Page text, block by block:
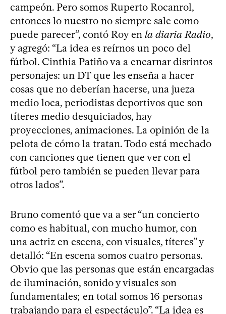
campeón. Pero somos Ruperto Rocanrol,
entonces lo nuestro no siempre sale como
puede parecer”, contó Roy en la diaria Radio,
y agregó: “La idea es reírnos un poco del
fútbol. Cinthia Patiño va a encarnar disrintos
personajes: un DT que les enseña a hacer
cosas que no deberían hacerse, una jueza
medio loca, periodistas deportivos que son
títeres medio desquiciados, hay
proyecciones, animaciones. La opinión de la
pelota de cómo la tratan. Todo está mechado
con canciones que tienen que ver con el
fútbol pero también se pueden llevar para
otros lados”.
Bruno comentó que va a ser “un concierto
como es habitual, con mucho humor, con
una actriz en escena, con visuales, títeres” y
detalló: “En escena somos cuatro personas.
Obvio que las personas que están encargadas
de iluminación, sonido y visuales son
fundamentales; en total somos 16 personas
trabajando para el espectáculo”. “La idea es